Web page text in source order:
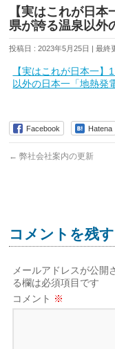
【実はこれが日
県が誇る温泉以外
投稿日 : 2023年5月25日 最終
【実はこれが日本一
以外の日本一「地熱発
Facebook Hatena
← 弊社会社案内の更新
コメントを残す
メールアドレスが公開
る欄は必須項目です
コメント ※